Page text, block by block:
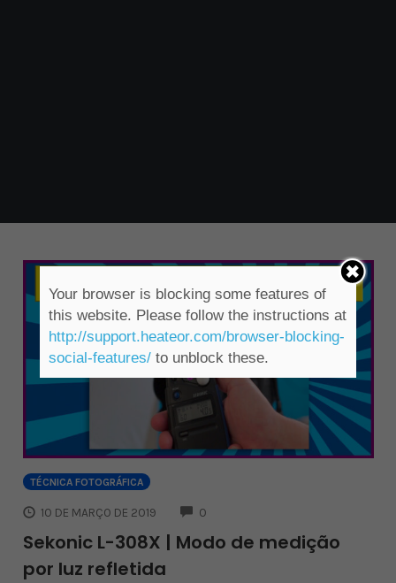
TÉCNICA FOTOGRÁFICA
10 DE MARÇO DE 2019 0
Sekonic L-308X | Modo de medição
por luz refletida
Your browser is blocking some features of
this website. Please follow the instructions at
http://support.heateor.com/browser-blocking-
social-features/to unblock these.